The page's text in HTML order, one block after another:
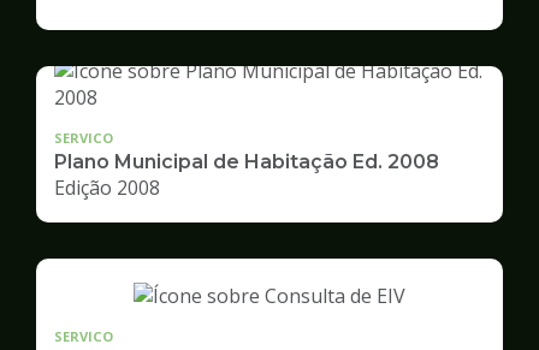
Desenvolvimento
Urbano
SERVICO
Plano Municipal de Habitação Ed. 2008
Edição 2008
SERVICO